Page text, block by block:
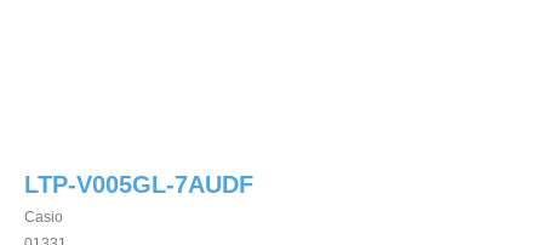
LTP-V005GL-7AUDF
Casio